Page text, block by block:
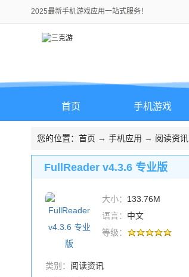
2025最新手机游戏应用一站式服务！
首页 手机游戏
您的位置： 首页 → 手机应用 → 阅读资讯
FullReader v4.3.6 专业版
大小： 133.76M
语言： 中文
等级：
类别： 阅读资讯